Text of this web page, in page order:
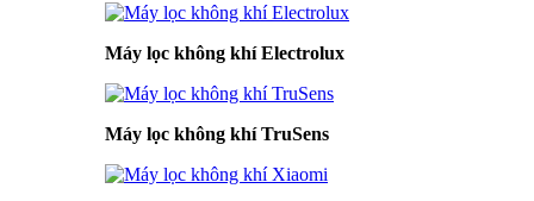
Máy lọc không khí Electrolux
Máy lọc không khí TruSens